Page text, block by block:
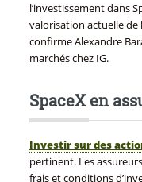
l’investissement dans
valorisation actuelle de
confirme Alexandre
marchés chez IG.
SpaceX en
Investir sur des
pertinent. Les
frais et conditions